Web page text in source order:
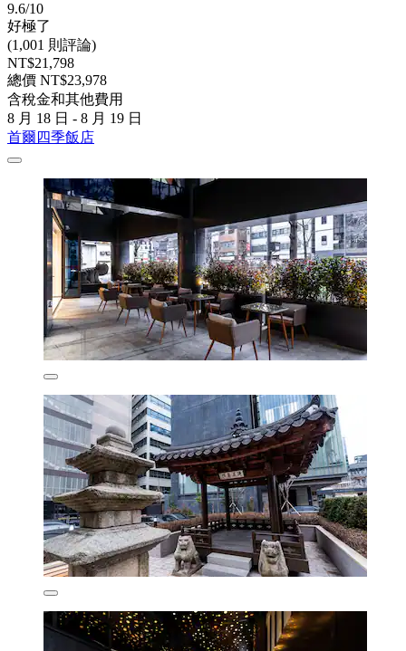
9.6/10
好極了
(1,001 則評論)
NT$21,798
總價 NT$23,978
含稅金和其他費用
8 月 18 日 - 8 月 19 日
首爾四季飯店